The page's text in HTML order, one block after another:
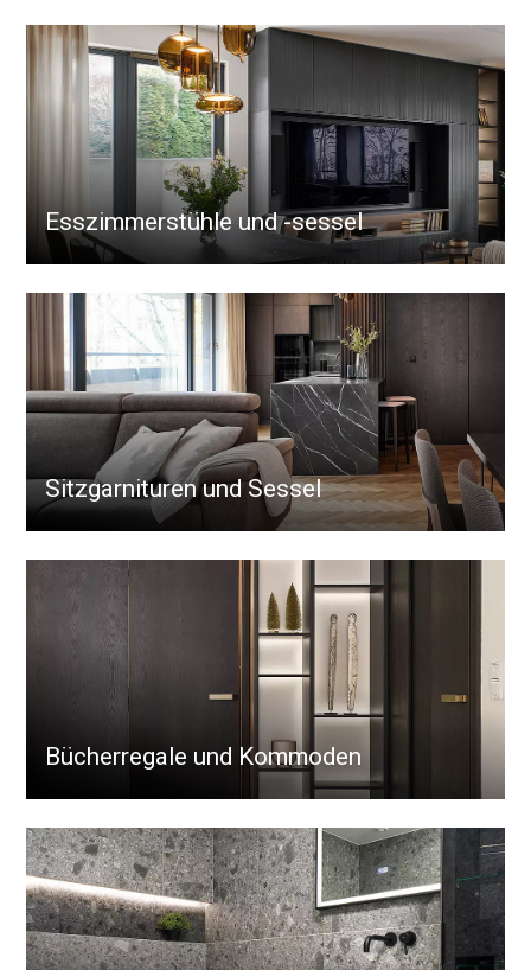
Esszimmerstühle und -sessel
Sitzgarnituren und Sessel
Bücherregale und Kommoden